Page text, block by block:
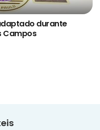
durante
Campos